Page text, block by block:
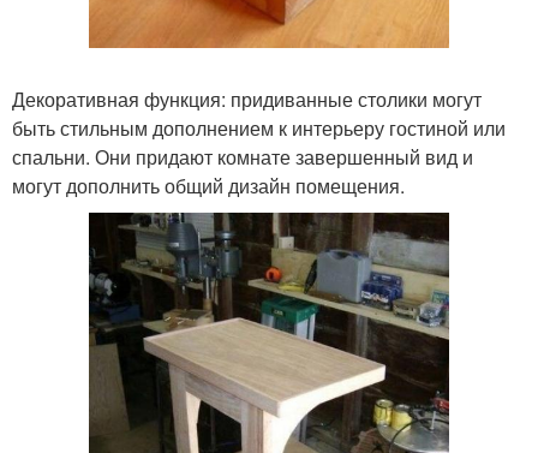
Декоративная функция: придиванные столики могут
быть стильным дополнением к интерьеру гостиной или
спальни. Они придают комнате завершенный вид и
могут дополнить общий дизайн помещения.